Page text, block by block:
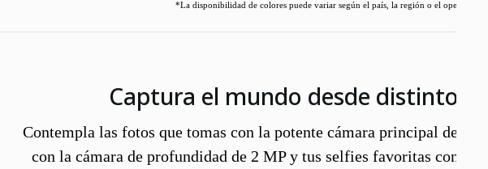
*La disponibilidad de colores puede variar según el país, la región o el operador.
Captura el mundo desde distintos
Contempla las fotos que tomas con la potente cámara principal de 50
con la cámara de profundidad de 2 MP y tus selfies favoritas con la